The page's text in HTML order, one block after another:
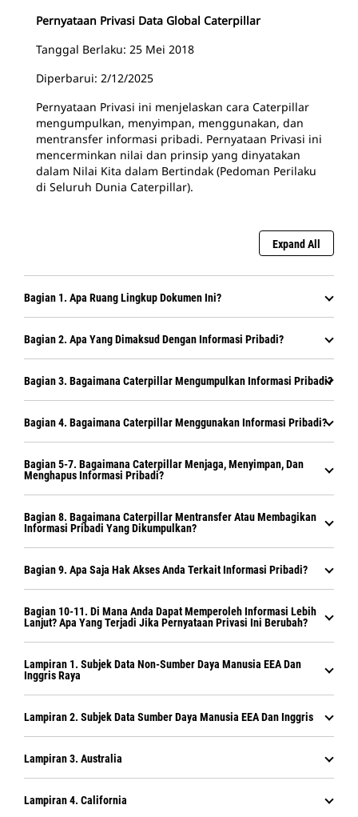
Pernyataan Privasi Data Global Caterpillar
Tanggal Berlaku: 25 Mei 2018
Diperbarui: 2/12/2025
Pernyataan Privasi ini menjelaskan cara Caterpillar
mengumpulkan, menyimpan, menggunakan, dan
mentransfer informasi pribadi. Pernyataan Privasi ini
mencerminkan nilai dan prinsip yang dinyatakan
dalam Nilai Kita dalam Bertindak (Pedoman Perilaku
di Seluruh Dunia Caterpillar).
Expand All
Bagian 1. Apa Ruang Lingkup Dokumen Ini?
Bagian 2. Apa Yang Dimaksud Dengan Informasi Pribadi?
Bagian 3. Bagaimana Caterpillar Mengumpulkan Informasi Pribadi?
Bagian 4. Bagaimana Caterpillar Menggunakan Informasi Pribadi?
Bagian 5-7. Bagaimana Caterpillar Menjaga, Menyimpan, Dan
Menghapus Informasi Pribadi?
Bagian 8. Bagaimana Caterpillar Mentransfer Atau Membagikan
Informasi Pribadi Yang Dikumpulkan?
Bagian 9. Apa Saja Hak Akses Anda Terkait Informasi Pribadi?
Bagian 10-11. Di Mana Anda Dapat Memperoleh Informasi Lebih
Lanjut? Apa Yang Terjadi Jika Pernyataan Privasi Ini Berubah?
Lampiran 1. Subjek Data Non-Sumber Daya Manusia EEA Dan
Inggris Raya
Lampiran 2. Subjek Data Sumber Daya Manusia EEA Dan Inggris
Lampiran 3. Australia
Lampiran 4. California